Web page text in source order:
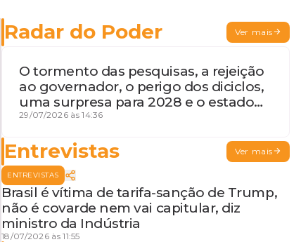
Radar do Poder Ver mais
O tormento das pesquisas, a rejeição
ao governador, o perigo dos diciclos,
uma surpresa para 2028 e o estado
de terceira guerra mundial
29/07/2026 às 14:36
Entrevistas Ver mais
ENTREVISTAS
Brasil é vítima de tarifa-sanção de Trump,
não é covarde nem vai capitular, diz
ministro da Indústria
18/07/2026 às 11:55